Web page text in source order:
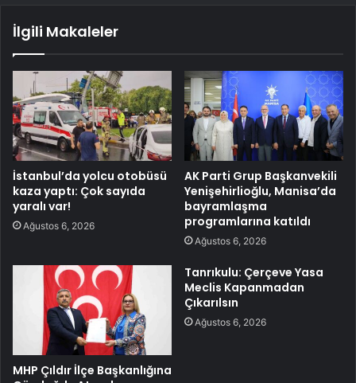
İlgili Makaleler
İstanbul’da yolcu otobüsü
kaza yaptı: Çok sayıda
yaralı var!
Ağustos 6, 2026
AK Parti Grup Başkanvekili
Yenişehirlioğlu, Manisa’da
bayramlaşma
programlarına katıldı
Ağustos 6, 2026
MHP Çıldır İlçe Başkanlığına
Tanrıkulu: Çerçeve Yasa
Meclis Kapanmadan
Çıkarılsın
Ağustos 6, 2026